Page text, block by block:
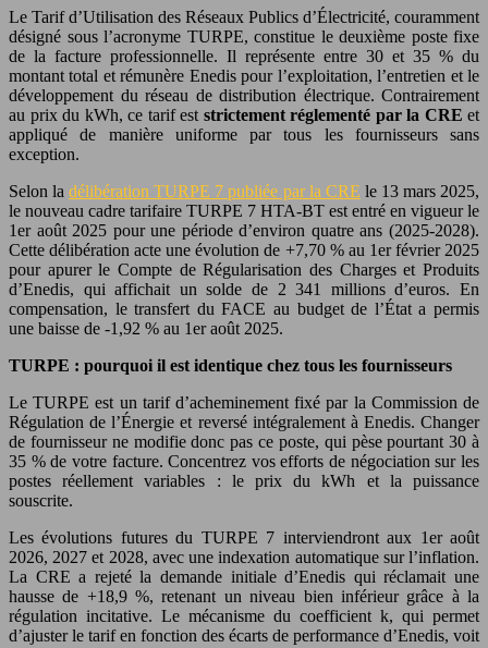
Le Tarif d’Utilisation des Réseaux Publics d’Électricité, couramment
désigné sous l’acronyme TURPE, constitue le deuxième poste fixe
de la facture professionnelle. Il représente entre 30 et 35 % du
montant total et rémunère Enedis pour l’exploitation, l’entretien et le
développement du réseau de distribution électrique. Contrairement
au prix du kWh, ce tarif est strictement réglementé par la CRE et
appliqué de manière uniforme par tous les fournisseurs sans
exception.
Selon ladélibération TURPE 7 publiée par la CRE le 13 mars 2025,
le nouveau cadre tarifaire TURPE 7 HTA-BT est entré en vigueur le
1er août 2025 pour une période d’environ quatre ans (2025-2028).
Cette délibération acte une évolution de +7,70 % au 1er février 2025
pour apurer le Compte de Régularisation des Charges et Produits
d’Enedis, qui affichait un solde de 2 341 millions d’euros. En
compensation, le transfert du FACE au budget de l’État a permis
une baisse de -1,92 % au 1er août 2025.
TURPE : pourquoi il est identique chez tous les fournisseurs
Le TURPE est un tarif d’acheminement fixé par la Commission de
Régulation de l’Énergie et reversé intégralement à Enedis. Changer
de fournisseur ne modifie donc pas ce poste, qui pèse pourtant 30 à
35 % de votre facture. Concentrez vos efforts de négociation sur les
postes réellement variables : le prix du kWh et la puissance
souscrite.
Les évolutions futures du TURPE 7 interviendront aux 1er août
2026, 2027 et 2028, avec une indexation automatique sur l’inflation.
La CRE a rejeté la demande initiale d’Enedis qui réclamait une
hausse de +18,9 %, retenant un niveau bien inférieur grâce à la
régulation incitative. Le mécanisme du coefficient k, qui permet
d’ajuster le tarif en fonction des écarts de performance d’Enedis, voit